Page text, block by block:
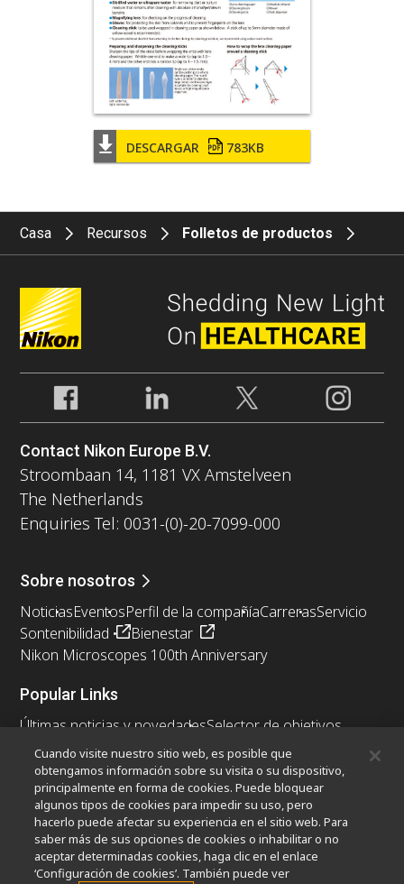
DESCARGAR 783KB
Casa Recursos Folletos de productos
Contact Nikon Europe B.V.
Stroombaan 14, 1181 VX Amstelveen
The Netherlands
Enquiries Tel: 0031-(0)-20-7099-000
Sobre nosotros
NoticiasEventosPerfil de la compañíaCarrerasServicio
Sontenibilidad
Bienestar
Nikon Microscopes 100th Anniversary
Popular Links
Últimas noticias y novedadesSelector de objetivos
Resolution Calculator PubScopeOEM
Nikon Small World
MicroscopyU
Otros Productos Nikon
Productos de imagen
Microscopía industrial y metrología
Cuando visite nuestro sitio web, es posible que
obtengamos información sobre su visita o su dispositivo,
principalmente en forma de cookies. Puede bloquear
algunos tipos de cookies para impedir su uso, pero
hacerlo puede afectar su experiencia en el sitio web. Para
saber más de sus opciones de cookies o inhabilitar o no
aceptar determinadas cookies, haga clic en el enlace
‘Configuración de cookies’. También puede ver